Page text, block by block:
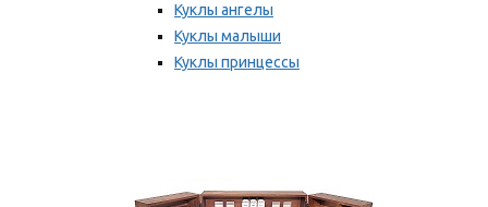
Куклы ангелы
Куклы малыши
Куклы принцессы